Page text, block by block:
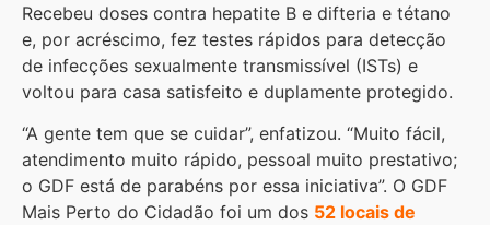
Recebeu doses contra hepatite B e difteria e tétano
e, por acréscimo, fez testes rápidos para detecção
de infecções sexualmente transmissível (ISTs) e
voltou para casa satisfeito e duplamente protegido.
“A gente tem que se cuidar”, enfatizou. “Muito fácil,
atendimento muito rápido, pessoal muito prestativo;
o GDF está de parabéns por essa iniciativa”. O GDF
Mais Perto do Cidadão foi um dos 52 locais de